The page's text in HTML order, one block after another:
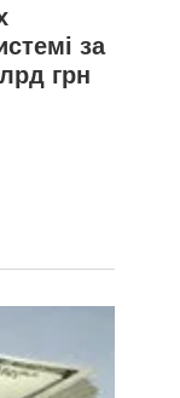
за
грн